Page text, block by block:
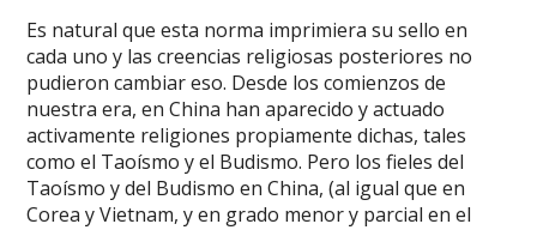
Es natural que esta norma imprimiera su sello en
cada uno y las creencias religiosas posteriores no
pudieron cambiar eso. Desde los comienzos de
nuestra era, en China han aparecido y actuado
activamente religiones propiamente dichas, tales
como el Taoísmo y el Budismo. Pero los fieles del
Taoísmo y del Budismo en China, (al igual que en
Corea y Vietnam, y en grado menor y parcial en el